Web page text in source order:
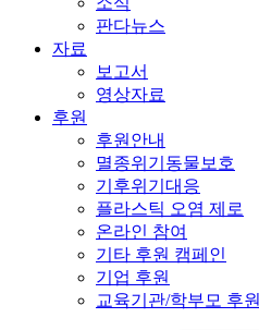
판다뉴스
자료
보고서
영상자료
후원
후원안내
멸종위기동물보호
기후위기대응
플라스틱 오염 제로
온라인 참여
기타 후원 캠페인
기업 후원
교육기관/학부모 후원